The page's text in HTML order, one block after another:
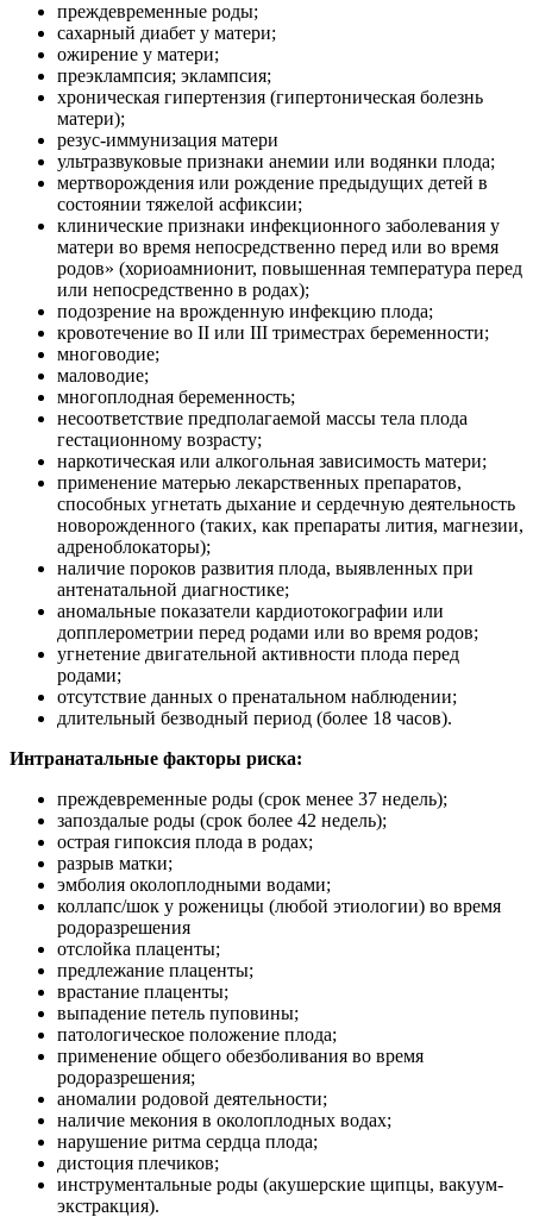
преждевременные роды;
сахарный диабет у матери;
ожирение у матери;
преэклампсия; эклампсия;
хроническая гипертензия (гипертоническая болезнь
матери);
резус-иммунизация матери
ультразвуковые признаки анемии или водянки плода;
мертворождения или рождение предыдущих детей в
состоянии тяжелой асфиксии;
клинические признаки инфекционного заболевания у
матери во время непосредственно перед или во время
родов» (хориоамнионит, повышенная температура перед
или непосредственно в родах);
подозрение на врожденную инфекцию плода;
кровотечение во II или III триместрах беременности;
многоводие;
маловодие;
многоплодная беременность;
несоответствие предполагаемой массы тела плода
гестационному возрасту;
наркотическая или алкогольная зависимость матери;
применение матерью лекарственных препаратов,
способных угнетать дыхание и сердечную деятельность
новорожденного (таких, как препараты лития, магнезии,
адреноблокаторы);
наличие пороков развития плода, выявленных при
антенатальной диагностике;
аномальные показатели кардиотокографии или
допплерометрии перед родами или во время родов;
угнетение двигательной активности плода перед
родами;
отсутствие данных о пренатальном наблюдении;
длительный безводный период (более 18 часов).
Интранатальные факторы риска:
преждевременные роды (срок менее 37 недель);
запоздалые роды (срок более 42 недель);
острая гипоксия плода в родах;
разрыв матки;
эмболия околоплодными водами;
коллапс/шок у роженицы (любой этиологии) во время
родоразрешения
отслойка плаценты;
предлежание плаценты;
врастание плаценты;
выпадение петель пуповины;
патологическое положение плода;
применение общего обезболивания во время
родоразрешения;
аномалии родовой деятельности;
наличие мекония в околоплодных водах;
нарушение ритма сердца плода;
дистоция плечиков;
инструментальные роды (акушерские щипцы, вакуум-
экстракция).